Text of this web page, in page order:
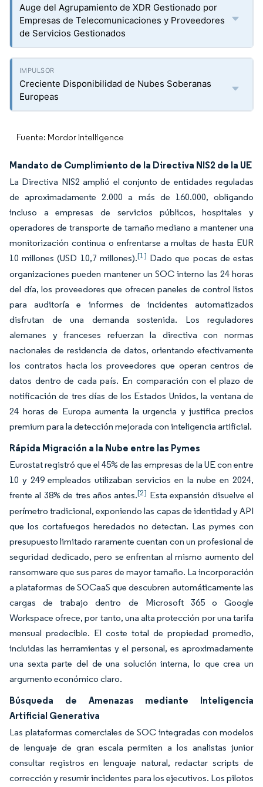
Auge del Agrupamiento de XDR Gestionado por
Empresas de Telecomunicaciones y Proveedores
de Servicios Gestionados
Creciente Disponibilidad de Nubes Soberanas
Europeas
Fuente: Mordor Intelligence
Mandato de Cumplimiento de la Directiva NIS2 de la UE
La Directiva NIS2 amplió el conjunto de entidades reguladas
de aproximadamente 2.000 a más de 160.000, obligando
incluso a empresas de servicios públicos, hospitales y
operadores de transporte de tamaño mediano a mantener una
monitorización continua o enfrentarse a multas de hasta EUR
10 millones (USD 10,7 millones).[1] Dado que pocas de estas
organizaciones pueden mantener un SOC interno las 24 horas
del día, los proveedores que ofrecen paneles de control listos
para auditoría e informes de incidentes automatizados
disfrutan de una demanda sostenida. Los reguladores
alemanes y franceses refuerzan la directiva con normas
nacionales de residencia de datos, orientando efectivamente
los contratos hacia los proveedores que operan centros de
datos dentro de cada país. En comparación con el plazo de
notificación de tres días de los Estados Unidos, la ventana de
24 horas de Europa aumenta la urgencia y justifica precios
premium para la detección mejorada con inteligencia artificial.
Rápida Migración a la Nube entre las Pymes
Eurostat registró que el 45% de las empresas de la UE con entre
10 y 249 empleados utilizaban servicios en la nube en 2024,
frente al 38% de tres años antes.[2] Esta expansión disuelve el
perímetro tradicional, exponiendo las capas de identidad y API
que los cortafuegos heredados no detectan. Las pymes con
presupuesto limitado raramente cuentan con un profesional de
seguridad dedicado, pero se enfrentan al mismo aumento del
ransomware que sus pares de mayor tamaño. La incorporación
a plataformas de SOCaaS que descubren automáticamente las
cargas de trabajo dentro de Microsoft 365 o Google
Workspace ofrece, por tanto, una alta protección por una tarifa
mensual predecible. El coste total de propiedad promedio,
incluidas las herramientas y el personal, es aproximadamente
una sexta parte del de una solución interna, lo que crea un
argumento económico claro.
Búsqueda de Amenazas mediante Inteligencia
Artificial Generativa
Las plataformas comerciales de SOC integradas con modelos
de lenguaje de gran escala permiten a los analistas junior
consultar registros en lenguaje natural, redactar scripts de
corrección y resumir incidentes para los ejecutivos. Los pilotos